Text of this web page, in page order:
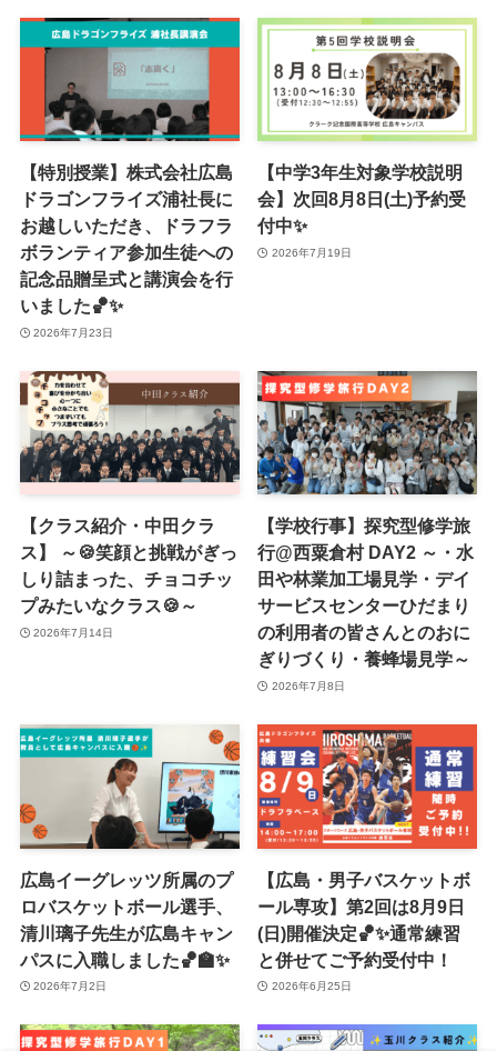
【特別授業】株式会社広島
ドラゴンフライズ浦社長に
お越しいただき、ドラフラ
ボランティア参加生徒への
記念品贈呈式と講演会を行
いました🏀✨
2026年7月23日
【中学3年生対象学校説明
会】次回8月8日(土)予約受
付中✨
2026年7月19日
【クラス紹介・中田クラ
ス】 ～🍪笑顔と挑戦がぎっ
しり詰まった、チョコチッ
プみたいなクラス🍪～
2026年7月14日
【学校行事】探究型修学旅
行@西粟倉村 DAY2 ～・水
田や林業加工場見学・デイ
サービスセンターひだまり
の利用者の皆さんとのおに
ぎりづくり・養蜂場見学～
2026年7月8日
広島イーグレッツ所属のプ
ロバスケットボール選手、
清川璃子先生が広島キャン
パスに入職しました🏀🏫✨
2026年7月2日
【広島・男子バスケットボ
ール専攻】第2回は8月9日
(日)開催決定🏀✨通常練習
と併せてご予約受付中！
2026年6月25日